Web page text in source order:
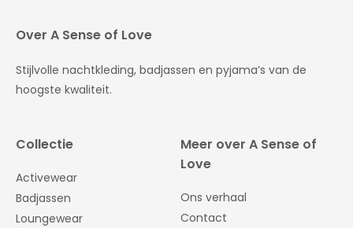
Over A Sense of Love
Stijlvolle nachtkleding, badjassen en pyjama’s van de
hoogste kwaliteit.
Collectie
Activewear
Badjassen
Loungewear
Meer over A Sense of
Love
Ons verhaal
Contact